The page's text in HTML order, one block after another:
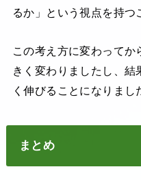
るか」という視点を持つ
この考え方に変わって
きく変わりましたし、結
く伸びることになりまし
まとめ